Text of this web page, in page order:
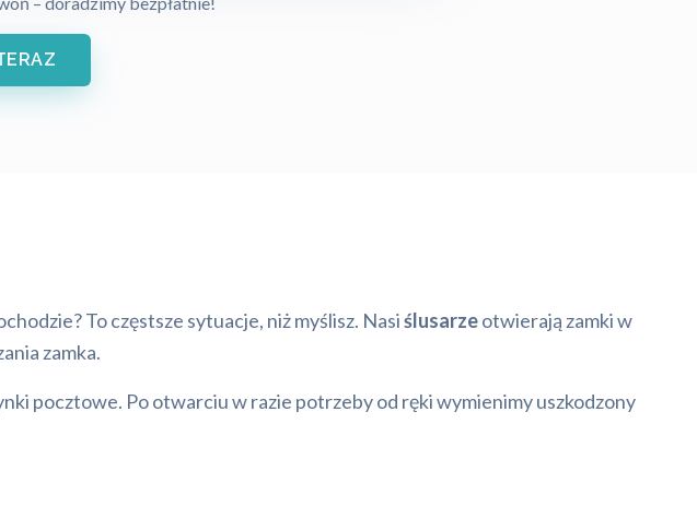
To częstsze sytuacje, niż myślisz. Nasiślusarzeotwierają zamki w
zamka.
pocztowe. Po otwarciu w razie potrzeby od ręki wymienimy uszkodzony